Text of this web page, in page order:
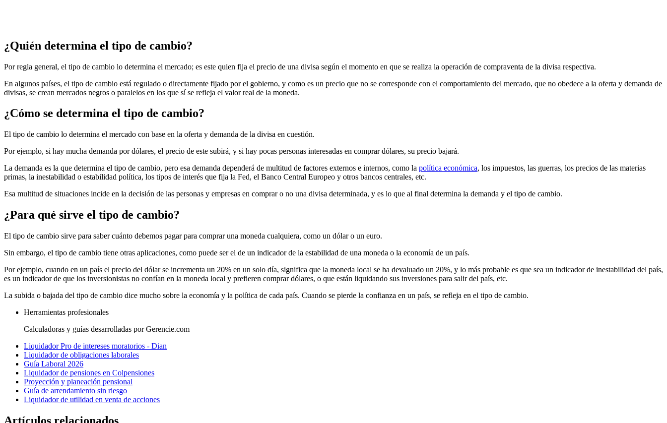
¿Quién determina el tipo de cambio?
Por regla general, el tipo de cambio lo determina el mercado; es este quien fija el precio de una divisa según el momento en que se realiza la operación de compraventa de la divisa respectiva.
En algunos países, el tipo de cambio está regulado o directamente fijado por el gobierno, y como es un precio que no se corresponde con el comportamiento del mercado, que no obedece a la oferta y demanda de
divisas, se crean mercados negros o paralelos en los que sí se refleja el valor real de la moneda.
¿Cómo se determina el tipo de cambio?
El tipo de cambio lo determina el mercado con base en la oferta y demanda de la divisa en cuestión.
Por ejemplo, si hay mucha demanda por dólares, el precio de este subirá, y si hay pocas personas interesadas en comprar dólares, su precio bajará.
La demanda es la que determina el tipo de cambio, pero esa demanda dependerá de multitud de factores externos e internos, como la política económica, los impuestos, las guerras, los precios de las materias
primas, la inestabilidad o estabilidad política, los tipos de interés que fija la Fed, el Banco Central Europeo y otros bancos centrales, etc.
Esa multitud de situaciones incide en la decisión de las personas y empresas en comprar o no una divisa determinada, y es lo que al final determina la demanda y el tipo de cambio.
¿Para qué sirve el tipo de cambio?
El tipo de cambio sirve para saber cuánto debemos pagar para comprar una moneda cualquiera, como un dólar o un euro.
Sin embargo, el tipo de cambio tiene otras aplicaciones, como puede ser el de un indicador de la estabilidad de una moneda o la economía de un país.
Por ejemplo, cuando en un país el precio del dólar se incrementa un 20% en un solo día, significa que la moneda local se ha devaluado un 20%, y lo más probable es que sea un indicador de inestabilidad del país,
es un indicador de que los inversionistas no confían en la moneda local y prefieren comprar dólares, o que están liquidando sus inversiones para salir del país, etc.
La subida o bajada del tipo de cambio dice mucho sobre la economía y la política de cada país. Cuando se pierde la confianza en un país, se refleja en el tipo de cambio.
Herramientas profesionales
Calculadoras y guías desarrolladas por Gerencie.com
Liquidador Pro de intereses moratorios - Dian
Liquidador de obligaciones laborales
Guía Laboral 2026
Liquidador de pensiones en Colpensiones
Proyección y planeación pensional
Guía de arrendamiento sin riesgo
Liquidador de utilidad en venta de acciones